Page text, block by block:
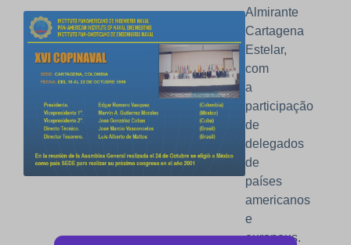
Almirante
Cartagena
Estelar,
com
a
participação
de
delegados
de
países
americanos
e
europeus.